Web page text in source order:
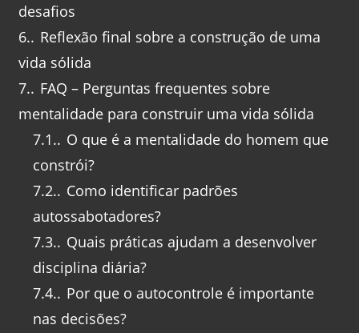
desafios
6. Reflexão final sobre a construção de uma
vida sólida
7. FAQ – Perguntas frequentes sobre
mentalidade para construir uma vida sólida
7.1. O que é a mentalidade do homem que
constrói?
7.2. Como identificar padrões
autossabotadores?
7.3. Quais práticas ajudam a desenvolver
disciplina diária?
7.4. Por que o autocontrole é importante
nas decisões?